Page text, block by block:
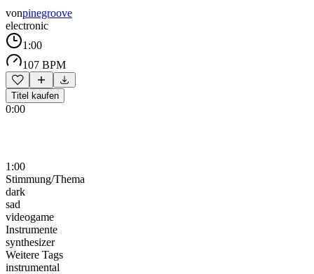
vonpinegroove
electronic
1:00
107 BPM
Titel kaufen
0:00
1:00
Stimmung/Thema
dark
sad
videogame
Instrumente
synthesizer
Weitere Tags
instrumental